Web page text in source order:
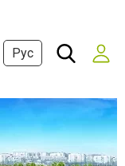
Рус